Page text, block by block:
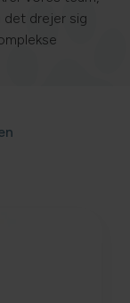
drejer sig